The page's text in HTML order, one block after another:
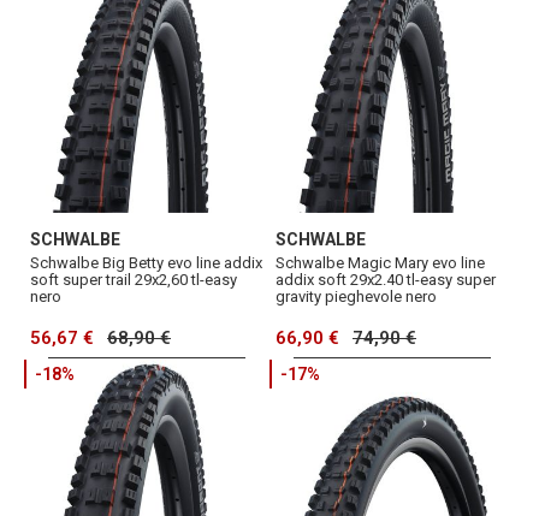
SCHWALBE
Schwalbe Big Betty evo line addix
soft super trail 29x2,60 tl-easy
nero
56,67 € 68,90 €
SCHWALBE
Schwalbe Magic Mary evo line
addix soft 29x2.40 tl-easy super
gravity pieghevole nero
66,90 € 74,90 €
-18% -17%